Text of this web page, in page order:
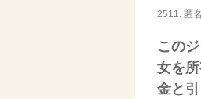
2511. 匿名
この
女を
金と